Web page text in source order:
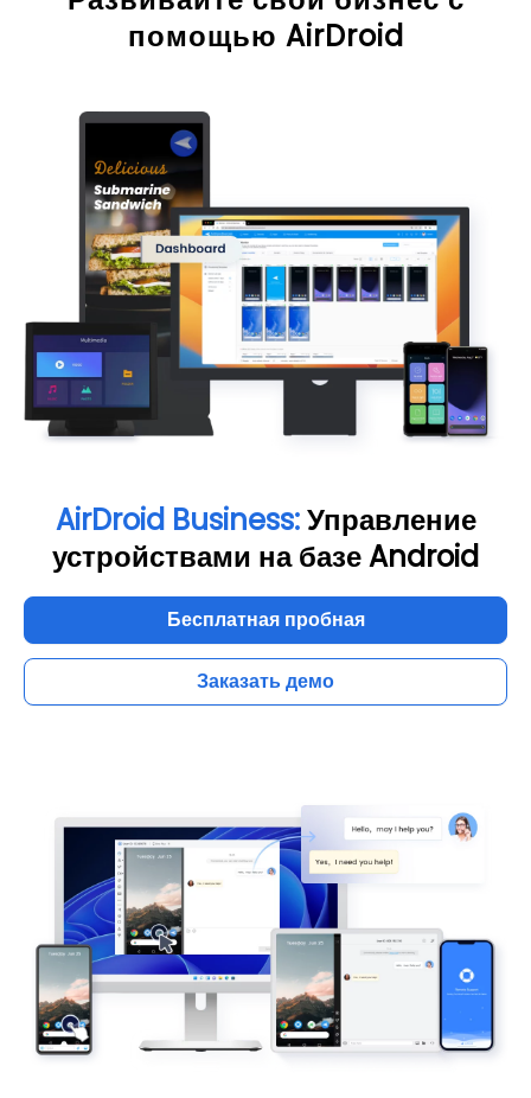
помощью AirDroid
AirDroid Business:Управление
устройствами на базе Android
Бесплатная пробная
Заказать демо